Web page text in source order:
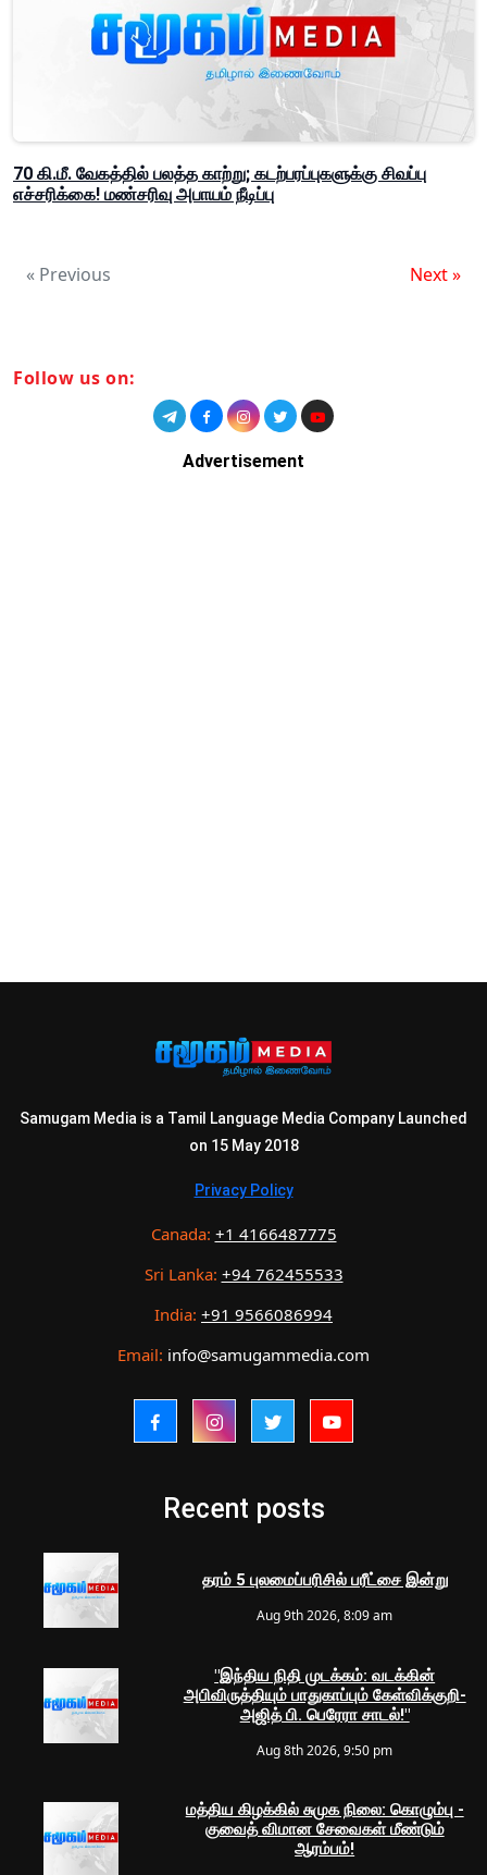
70 கி.மீ. வேகத்தில் பலத்த காற்று; கடற்பரப்புகளுக்கு சிவப்பு
எச்சரிக்கை! மண்சரிவு அபாயம் நீடிப்பு
« Previous Next »
Follow us on:
Advertisement
Samugam Media is a Tamil Language Media Company Launched
on 15 May 2018
Privacy Policy
Canada: +1 4166487775
Sri Lanka: +94 762455533
India: +91 9566086994
Email: info@samugammedia.com
Recent posts
தரம் 5 புலமைப்பரிசில் பரீட்சை இன்று
Aug 9th 2026, 8:09 am
"இந்திய நிதி முடக்கம்: வடக்கின்
அபிவிருத்தியும் பாதுகாப்பும் கேள்விக்குறி-
அஜித் பி. பெரேரா சாடல்!"
Aug 8th 2026, 9:50 pm
மத்திய கிழக்கில் சுமுக நிலை: கொழும்பு -
குவைத் விமான சேவைகள் மீண்டும்
ஆரம்பம்!